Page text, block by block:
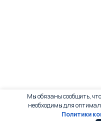
Мы обязаны сообщить,
необходимы для
Политики